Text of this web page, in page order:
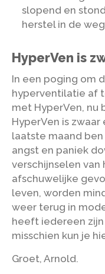
slopend en
herstel in de
HyperVen is
In een poging om
hyperventilatie af
met HyperVen, nu
HyperVen is
laatste maand ben
angst en paniek
verschijnselen
afschuwelijke
leven, worden
weer terug in
heeft iedereen
misschien kun je
Groet, Arnold.